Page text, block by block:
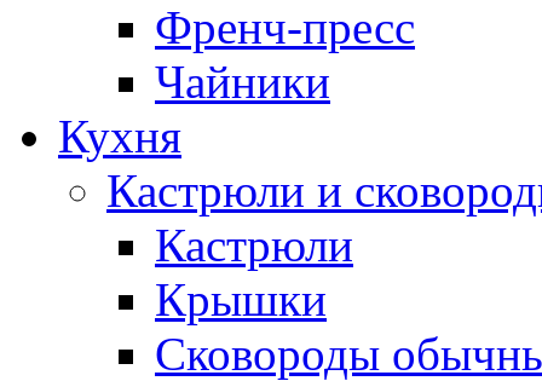
Френч-пресс
Чайники
Кухня
Кастрюли и
Кастрюли
Крышки
Сковороды